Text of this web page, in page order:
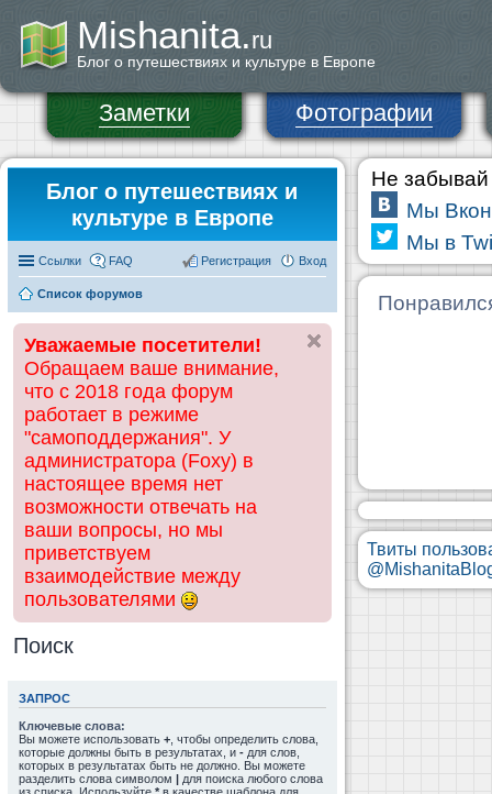
Mishanita.ru
Блог о путешествиях и культуре в Европе
Заметки Фотографии
Блог о путешествиях и
культуре в Европе
Ссылки FAQ Вход
Регистрация
Список форумов
Уважаемые посетители!
Обращаем ваше внимание,
что с 2018 года форум
работает в режиме
"самоподдержания". У
администратора (Foxy) в
настоящее время нет
возможности отвечать на
ваши вопросы, но мы
приветствуем
взаимодействие между
пользователями
Поиск
ЗАПРОС
Ключевые слова:
Вы можете использовать + , чтобы определить слова,
которые должны быть в результатах, и - для слов,
которых в результатах быть не должно. Вы можете
разделить слова символом | для поиска любого слова
из списка. Используйте * в качестве шаблона для
Не забывай
Мы
Мы в
Твиты